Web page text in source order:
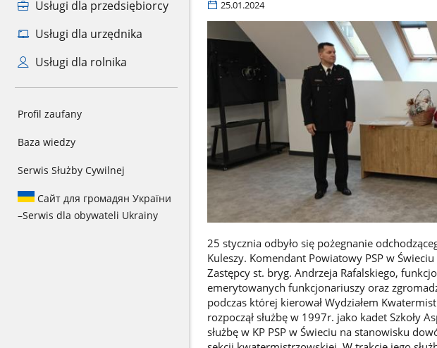
Usługi dla przedsiębiorcy
Usługi dla urzędnika
Usługi dla rolnika
Profil zaufany
Baza wiedzy
Serwis Służby Cywilnej
Сайт для громадян України
–Serwis dla obywateli Ukrainy
25.01.2024
25 stycznia odbyło się pożegnanie
Kuleszy. Komendant Powiatowy PSP w
Zastępcy st. bryg. Andrzeja Rafalskiego,
emerytowanych funkcjonariuszy oraz
podczas której kierował Wydziałem
rozpoczął służbę w 1997r. jako kadet Szkoły
służbę w KP PSP w Świeciu na stanowisku